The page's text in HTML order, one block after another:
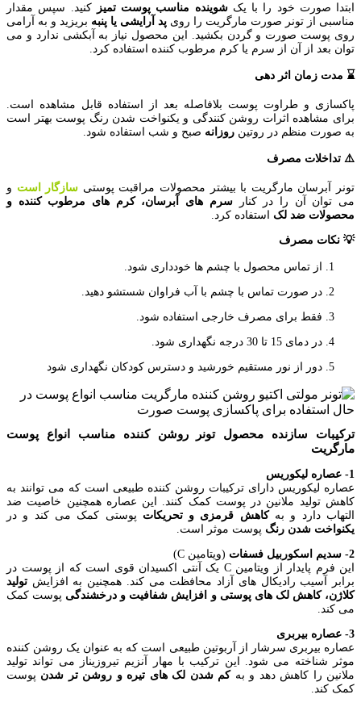
ابتدا صورت خود را با یکشوینده مناسب پوست تمیز
کنید. سپس مقدار
مناسبی از تونر صورت مارگریت را روی پد آرایشی یا پنبه بریزید و به آرامی
روی پوست صورت و گردن بکشید. این محصول نیاز به آبکشی ندارد و می
توان بعد از آن از سرم یا کرم مرطوب کننده استفاده کرد.
⌛️ مدت زمان اثر دهی
پاکسازی و طراوت پوست بلافاصله بعد از استفاده قابل مشاهده است.
برای مشاهده اثرات روشن کنندگی و یکنواخت شدن رنگ پوست بهتر است
به صورت منظم در روتین روزانه صبح و شب استفاده شود.
⚠️ تداخلات مصرف
تونر آبرسان مارگریت با بیشتر محصولات مراقبت پوستی سازگار است و
می توان آن را در کنارسرم های آبرسان، کرم های مرطوب کننده و
محصولات ضد لک استفاده کرد.
💡 نکات مصرف
از تماس محصول با چشم ها خودداری شود.
در صورت تماس با چشم با آب فراوان شستشو دهید.
فقط برای مصرف خارجی استفاده شود.
در دمای 15 تا 30 درجه نگهداری شود.
دور از نور مستقیم خورشید و دسترس کودکان نگهداری شود
ترکیبات سازنده محصول تونر روشن کننده مناسب انواع پوست
مارگریت
1- عصاره لیکوریس
عصاره لیکوریس دارای ترکیبات روشن کننده طبیعی است که می توانند به
کاهش تولید ملانین در پوست کمک کنند. این عصاره همچنین خاصیت ضد
التهاب دارد و بهکاهش قرمزی و تحریکات پوستی کمک می کند و در
یکنواخت شدن رنگ پوست موثر است.
2- سدیم اسکوربیل فسفات
(ویتامین C)
این فرم پایدار از ویتامین C یک آنتی اکسیدان قوی است که از پوست در
برابر آسیب رادیکال های آزاد محافظت می کند. همچنین به افزایش تولید
کلاژن، کاهش لک های پوستی و افزایش شفافیت و درخشندگی پوست کمک
می کند.
3- عصاره بیربری
عصاره بیربری سرشار از آربوتین طبیعی است که به عنوان یک روشن کننده
موثر شناخته می شود. این ترکیب با مهار آنزیم تیروزیناز می تواند تولید
ملانین را کاهش دهد و به کم شدن لک های تیره و روشن تر شدن پوست
کمک کند.